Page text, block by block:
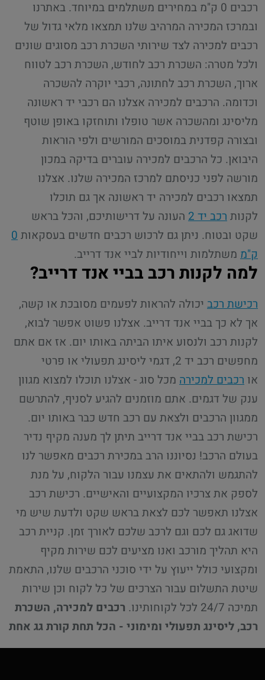
רכבים 0 ק"מ במחירים משתלמים במיוחד. באתרנו
ובמרכז המכירה המרהיב שלנו תמצאו מלאי גדול של
רכבים למכירה לצד שירותי השכרת רכב מסוגים שונים
ולכל מטרה: השכרת רכב לחודש, השכרת רכב לטווח
ארוך, השכרת רכב לחתונה, רכבי יוקרה להשכרה
וכדומה. הרכבים למכירה אצלנו הם רכבי יד ראשונה
מליסינג ומהשכרה אשר טופלו ותוחזקו באופן שוטף
ובצורה קפדנית במוסכים המורשים ולפי הוראות
היבואן. כל הרכבים למכירה עוברים בדיקה במכון
מורשה לפני כניסתם למרכז המכירה שלנו. אצלנו
תמצאו רכבים למכירה יד ראשונה אך גם תוכלו
לקנות רכב יד 2
העונה על דרישותיכם, והכל בראש
שקט ובטוח. ניתן גם לרכוש רכבים חדשים בעסקאות 0
ק"מ משתלמות וייחודיות לביי אנד דרייב.
למה לקנות רכב בביי אנד דרייב?
רכישת רכב יכולה להראות לפעמים מסובכת או קשה,
אך לא כך בביי אנד דרייב. אצלנו פשוט אפשר לבוא,
לקנות רכב ולנסוע איתו הביתה באותו יום. אז אם אתם
מחפשים רכב יד 2, דגמי ליסינג תפעולי או פרטי
או רכבים למכירה מכל סוג - אצלנו תוכלו למצוא מגוון
ענק של דגמים. אתם מוזמנים להגיע לסניף, להתרשם
ממגוון הרכבים ולצאת עם רכב חדש כבר באותו יום.
רכישת רכב בביי אנד דרייב תיתן לך מענה מקיף נדיר
בעולם הרכב! נסיוננו הרב במכירת רכבים מאפשר לנו
להתגמש ולהתאים את עצמנו עבור הלקוח, על מנת
לספק את צרכיו המקצועיים והאישיים. רכישת רכב
אצלנו תאפשר לכם לצאת בראש שקט ולדעת שיש מי
שדואג גם לכם וגם לרכב שלכם לאורך זמן. קניית רכב
היא תהליך מורכב ואנו מציעים לכם שירות מקיף
ומקצועי כולל ייעוץ על ידי סוכני הרכבים שלנו, התאמת
שיטת התשלום עבור הצרכים של כל לקוח וכן שירות
תמיכה 24/7 לכל לקוחותינו.
רכבים למכירה, השכרת
רכב, ליסינג תפעולי ומימוני - הכל תחת קורת גג אחת